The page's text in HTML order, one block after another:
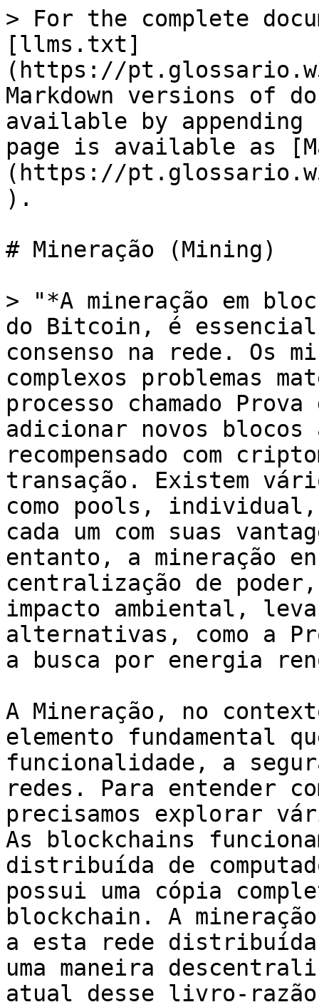
> For the complete
[llms.txt]
(https://
Markdown versions of
available by
page is available as
(https://
).
# Mineração (Mining)
> "*A mineração em
do Bitcoin, é
consenso na rede. Os
complexos problemas
processo chamado
adicionar novos
recompensado com
transação. Existem
como pools, individual,
cada um com suas
entanto, a mineração
centralização de
impacto ambiental,
alternativas, como a
a busca por energia
A Mineração, no
elemento fundamental
funcionalidade, a
redes. Para entender
precisamos explorar
As blockchains
distribuída de
possui uma cópia
blockchain. A
a esta rede distribuída
uma maneira
atual desse livro-